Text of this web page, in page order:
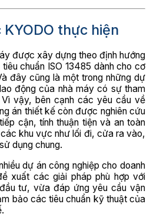
thực hiện
được xây dựng theo định hướng
chuẩn ISO 13485 dành cho cơ
đây cũng là một trong những dự
động của nhà máy có sự tham
vậy, bên cạnh các yêu cầu về
án thiết kế còn được nghiên cứu
cận, tính thuận tiện và an toàn
khu vực như lối đi, cửa ra vào,
dụng chung.
dự án công nghiệp cho doanh
xuất các giải pháp phù hợp với
tư, vừa đáp ứng yêu cầu vận
bảo các tiêu chuẩn kỹ thuật của